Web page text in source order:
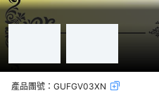
產品團號： GUFGV03XN